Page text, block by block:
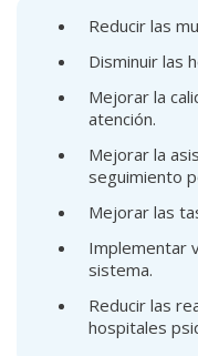
Reducir las
Disminuir las
Mejorar la
atención.
Mejorar la
seguimiento
Mejorar las
Implementar
sistema.
Reducir las
hospitales